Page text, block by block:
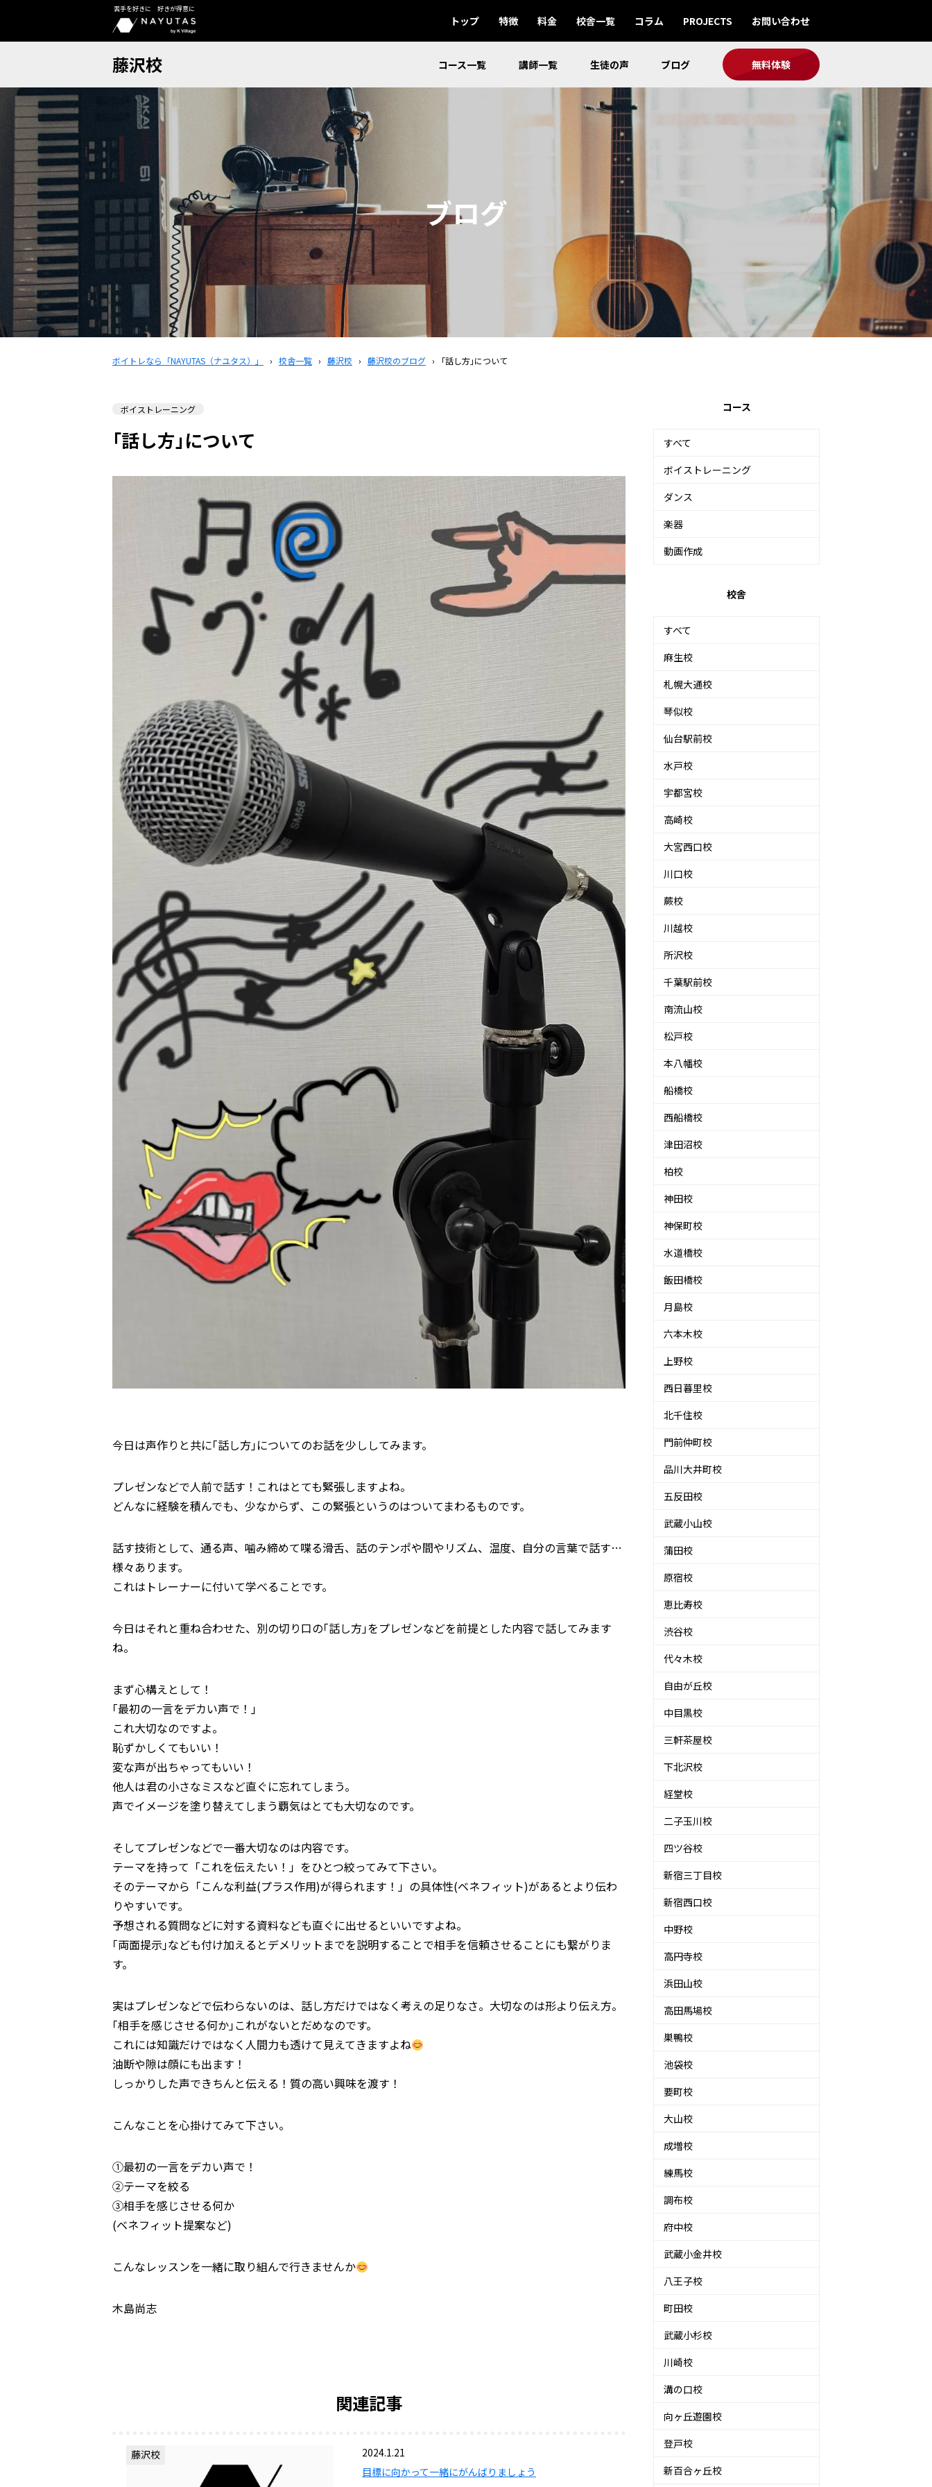
苦手を好きに 好きが得意に
トップ 特徴 料金 校舎一覧 コラム PROJECTS お問い合わせ
藤沢校 コース一覧 講師一覧 生徒の声 ブログ 無料体験
ブログ
ボイトレなら「NAYUTAS（ナユタス）」 › 校舎一覧 › 藤沢校 › 藤沢校のブログ › ｢話し方｣について
ボイストレーニング
｢話し方｣について
今日は声作りと共に｢話し方｣についてのお話を少ししてみます。
プレゼンなどで人前で話す！これはとても緊張しますよね。
どんなに経験を積んでも、少なからず、この緊張というのはついてまわるものです。
話す技術として、通る声、噛み締めて喋る滑舌、話のテンポや間やリズム、温度、自分の言葉で話す…
様々あります。
これはトレーナーに付いて学べることです。
今日はそれと重ね合わせた、別の切り口の｢話し方｣をプレゼンなどを前提とした内容で話してみます
ね。
まず心構えとして！
｢最初の一言をデカい声で！｣
これ大切なのですよ。
恥ずかしくてもいい！
変な声が出ちゃってもいい！
他人は君の小さなミスなど直ぐに忘れてしまう。
声でイメージを塗り替えてしまう覇気はとても大切なのです。
そしてプレゼンなどで一番大切なのは内容です。
テーマを持って「これを伝えたい！」をひとつ絞ってみて下さい。
そのテーマから「こんな利益(プラス作用)が得られます！」の具体性(ベネフィット)があるとより伝わ
りやすいです。
予想される質問などに対する資料なども直ぐに出せるといいですよね。
｢両面提示｣なども付け加えるとデメリットまでを説明することで相手を信頼させることにも繋がりま
す。
実はプレゼンなどで伝わらないのは、話し方だけではなく考えの足りなさ。大切なのは形より伝え方。
｢相手を感じさせる何か｣これがないとだめなのです。
これには知識だけではなく人間力も透けて見えてきますよね
油断や隙は顔にも出ます！
しっかりした声できちんと伝える！質の高い興味を渡す！
こんなことを心掛けてみて下さい。
①最初の一言をデカい声で！
②テーマを絞る
③相手を感じさせる何か
(ベネフィット提案など)
こんなレッスンを一緒に取り組んで行きませんか
木島尚志
関連記事
藤沢校
2024.1.21
目標に向かって一緒にがんばりましょう
コース
すべて
ボイストレーニング
ダンス
楽器
動画作成
校舎
すべて
麻生校
札幌大通校
琴似校
仙台駅前校
水戸校
宇都宮校
高崎校
大宮西口校
川口校
蕨校
川越校
所沢校
千葉駅前校
南流山校
松戸校
本八幡校
船橋校
西船橋校
津田沼校
柏校
神田校
神保町校
水道橋校
飯田橋校
月島校
六本木校
上野校
西日暮里校
北千住校
門前仲町校
品川大井町校
五反田校
武蔵小山校
蒲田校
原宿校
恵比寿校
渋谷校
代々木校
自由が丘校
中目黒校
三軒茶屋校
下北沢校
経堂校
二子玉川校
四ツ谷校
新宿三丁目校
新宿西口校
中野校
高円寺校
浜田山校
高田馬場校
巣鴨校
池袋校
要町校
大山校
成増校
練馬校
調布校
府中校
武蔵小金井校
八王子校
町田校
武蔵小杉校
川崎校
溝の口校
向ヶ丘遊園校
登戸校
新百合ヶ丘校